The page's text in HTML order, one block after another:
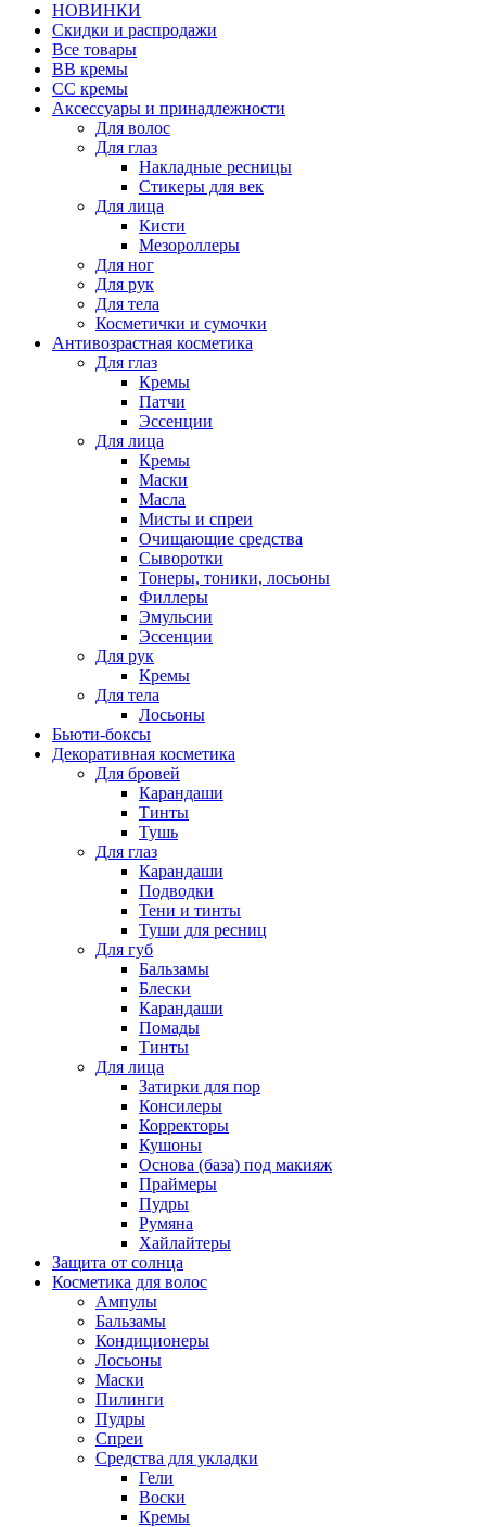
НОВИНКИ
Скидки и распродажи
Все товары
BB кремы
CC кремы
Аксессуары и принадлежности
Для волос
Для глаз
Накладные ресницы
Стикеры для век
Для лица
Кисти
Мезороллеры
Для ног
Для рук
Для тела
Косметички и сумочки
Антивозрастная косметика
Для глаз
Кремы
Патчи
Эссенции
Для лица
Кремы
Маски
Масла
Мисты и спреи
Очищающие средства
Сыворотки
Тонеры, тоники, лосьоны
Филлеры
Эмульсии
Эссенции
Для рук
Кремы
Для тела
Лосьоны
Бьюти-боксы
Декоративная косметика
Для бровей
Карандаши
Тинты
Тушь
Для глаз
Карандаши
Подводки
Тени и тинты
Туши для ресниц
Для губ
Бальзамы
Блески
Карандаши
Помады
Тинты
Для лица
Затирки для пор
Консилеры
Корректоры
Кушоны
Основа (база) под макияж
Праймеры
Пудры
Румяна
Хайлайтеры
Защита от солнца
Косметика для волос
Ампулы
Бальзамы
Кондиционеры
Лосьоны
Маски
Пилинги
Пудры
Спреи
Средства для укладки
Гели
Воски
Кремы